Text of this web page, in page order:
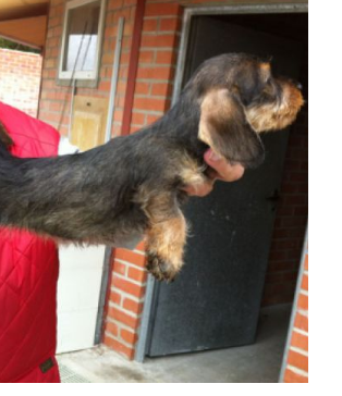
con uno
ejemplar